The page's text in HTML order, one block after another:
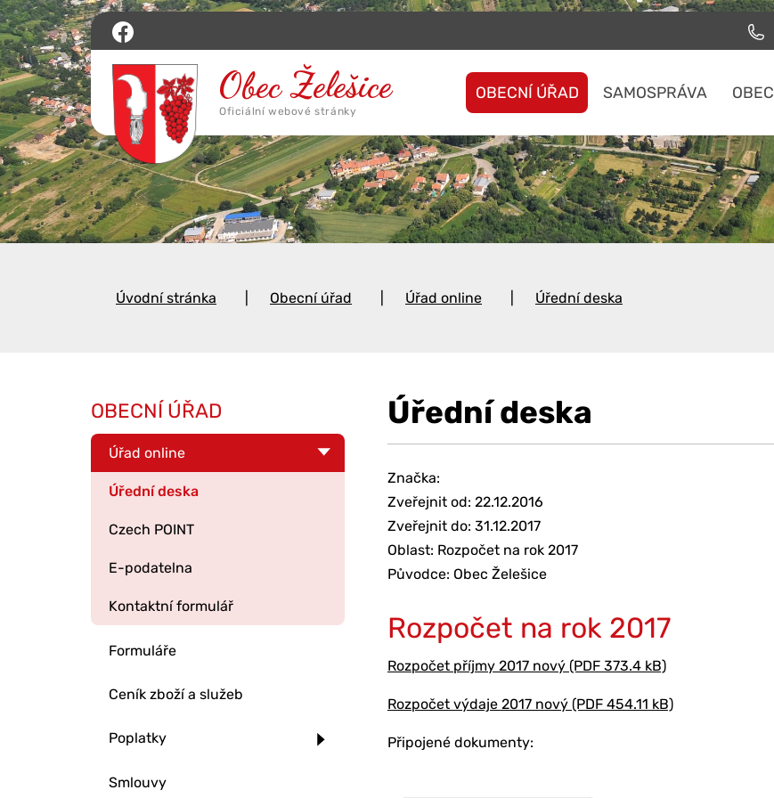
OBECNÍ ÚŘAD SAMOSPRÁVA OBEC
Úvodní stránka Obecní úřad Úřad online Úřední deska
Úřední deska
Značka:
Zveřejnit od: 22.12.2016
Zveřejnit do: 31.12.2017
Oblast: Rozpočet na rok 2017
Původce: Obec Želešice
Rozpočet na rok 2017
Rozpočet příjmy 2017 nový (PDF 373.4 kB)
Rozpočet výdaje 2017 nový (PDF 454.11 kB)
Připojené dokumenty:
OBECNÍ ÚŘAD
Úřad online
Úřední deska
Czech POINT
E-podatelna
Kontaktní formulář
Formuláře
Ceník zboží a služeb
Poplatky
Smlouvy